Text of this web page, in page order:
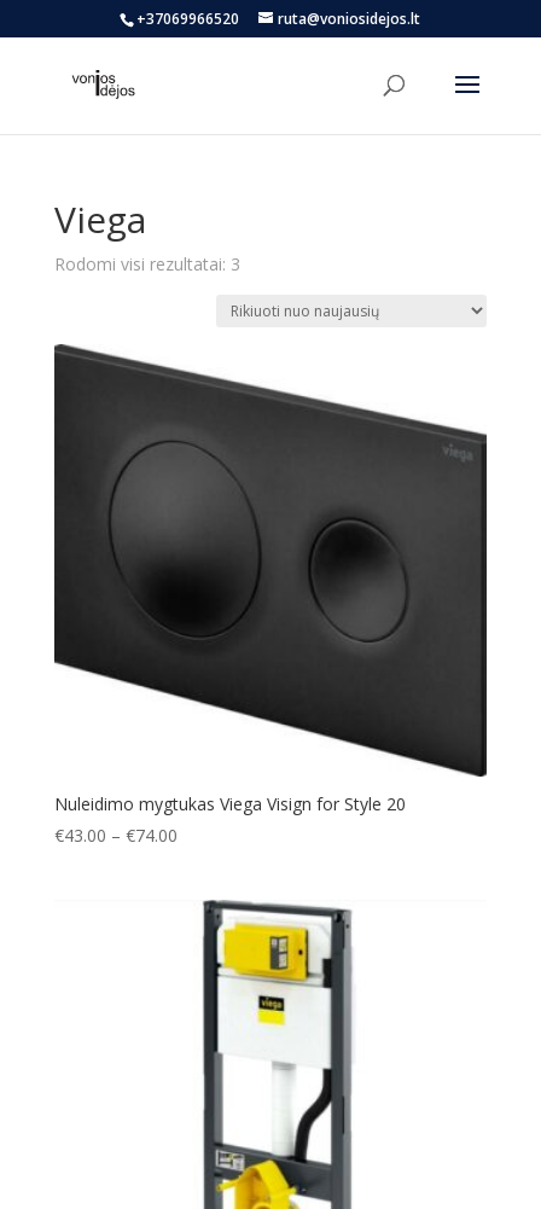
+37069966520 ruta@voniosidejos.lt
Viega
Rodomi visi rezultatai: 3Rūšiuojama
naujausią
Nuleidimo mygtukas Viega Visign for Style 20
€43.00 – €74.00Price
through
€74.00